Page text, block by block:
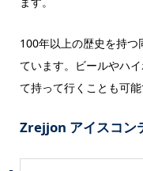
100年以上の歴史を持
ています。ビールやハ
て持って行くことも可能
Zrejjon アイスコン